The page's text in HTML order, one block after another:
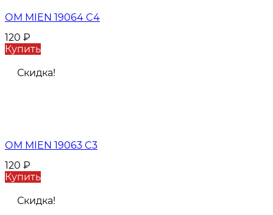
ОМ MIEN 19064 C4
120 ₽
Купить
Скидка!
ОМ MIEN 19063 C3
120 ₽
Купить
Скидка!